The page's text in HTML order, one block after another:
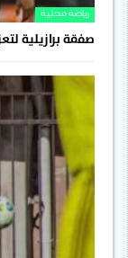
رياضة محلية
صفقة برازيلية